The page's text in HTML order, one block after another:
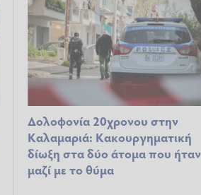
Δολοφονία 20χρονου στην
Καλαμαριά: Κακουργηματική
δίωξη στα δύο άτομα που ήταν
μαζί με το θύμα